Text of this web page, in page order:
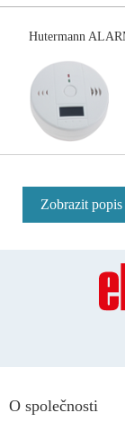
Hutermann
Zobrazit
O společnosti